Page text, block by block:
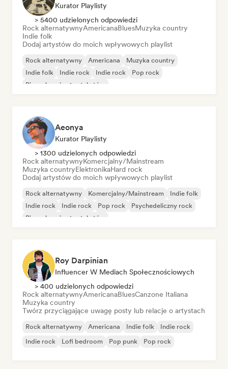
Kurator Playlisty
> 5400 udzielonych odpowiedzi
Rock alternatywnyAmericanaBluesMuzyka country
Indie folk
Dodaj artystów do moich wpływowych playlist
Rock alternatywny Americana
Muzyka country
Indie folk
Indie rock Indie rock
Pop rock
Piosenkarz i autor tekstów
Aeonya
Kurator Playlisty
> 1300 udzielonych odpowiedzi
Rock alternatywnyKomercjalny/Mainstream
Muzyka countryElektronikaHard rock
Dodaj artystów do moich wpływowych playlist
Rock alternatywny Komercjalny/Mainstream
Indie folk
Indie rock
Indie rock Pop rock
Psychedeliczny rock
Piosenkarz i autor tekstów
Roy Darpinian
Influencer W Mediach Społecznościowych
> 400 udzielonych odpowiedzi
Rock alternatywnyAmericanaBluesCanzone Italiana
Muzyka country
Twórz przyciągające uwagę posty lub relacje o artystach
Rock alternatywny Americana Indie folk
Indie rock
Indie rock
Lofi bedroom Pop punk Pop rock